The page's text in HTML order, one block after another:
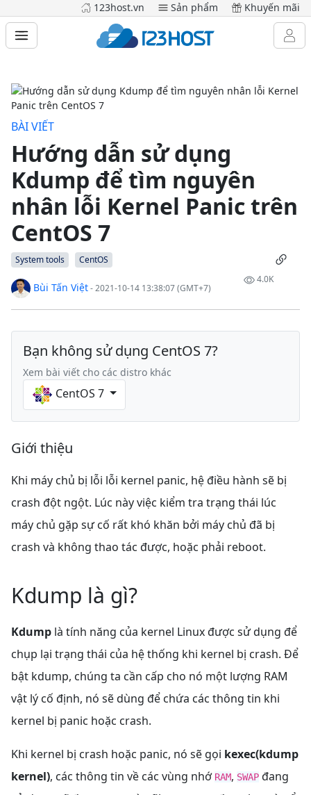
123host.vn Sản phẩm Khuyến mãi
BÀI VIẾT
Hướng dẫn sử dụng
Kdump để tìm nguyên
nhân lỗi Kernel Panic trên
CentOS 7
System tools
CentOS
4.0K
Bùi Tấn Việt- 2021-10-14 13:38:07 (GMT+7)
Bạn không sử dụng CentOS 7?
Xem bài viết cho các distro khác
CentOS 7
Giới thiệu
Khi máy chủ bị lỗi lỗi kernel panic, hệ điều hành sẽ bị
crash đột ngột. Lúc này việc kiểm tra trạng thái lúc
máy chủ gặp sự cố rất khó khăn bởi máy chủ đã bị
crash và không thao tác được, hoặc phải reboot.
Kdump là gì?
Kdump là tính năng của kernel Linux được sử dụng để
chụp lại trạng thái của hệ thống khi kernel bị crash. Để
bật kdump, chúng ta cần cấp cho nó một lượng RAM
vật lý cố định, nó sẽ dùng để chứa các thông tin khi
kernel bị panic hoặc crash.
Khi kernel bị crash hoặc panic, nó sẽ gọi kexec(kdump
kernel), các thông tin về các vùng nhớ RAM, SWAP đang